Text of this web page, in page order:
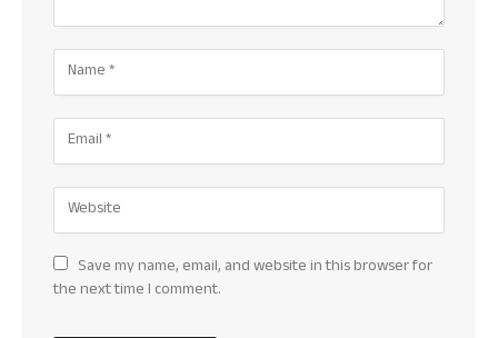
Save my name, email, and website in this browser for
the next time I comment.